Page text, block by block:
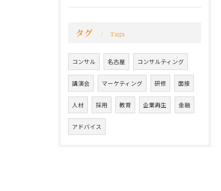
タグ Tags
コンサル 名古屋 コンサルティング
講演会 マーケティング 研修 面接
人材 採用 教育 企業再生 金融
アドバイス